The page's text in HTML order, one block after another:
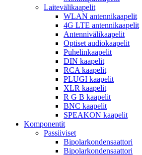
Laitevälikaapelit
WLAN antennikaapelit
4G LTE antennikaapelit
Antennivälikaapelit
Optiset audiokaapelit
Puhelinkaapelit
DIN kaapelit
RCA kaapelit
PLUGI kaapelit
XLR kaapelit
R G B kaapelit
BNC kaapelit
SPEAKON kaapelit
Komponentit
Passiiviset
Bipolarkondensaattori
Bipolarkondensaattori